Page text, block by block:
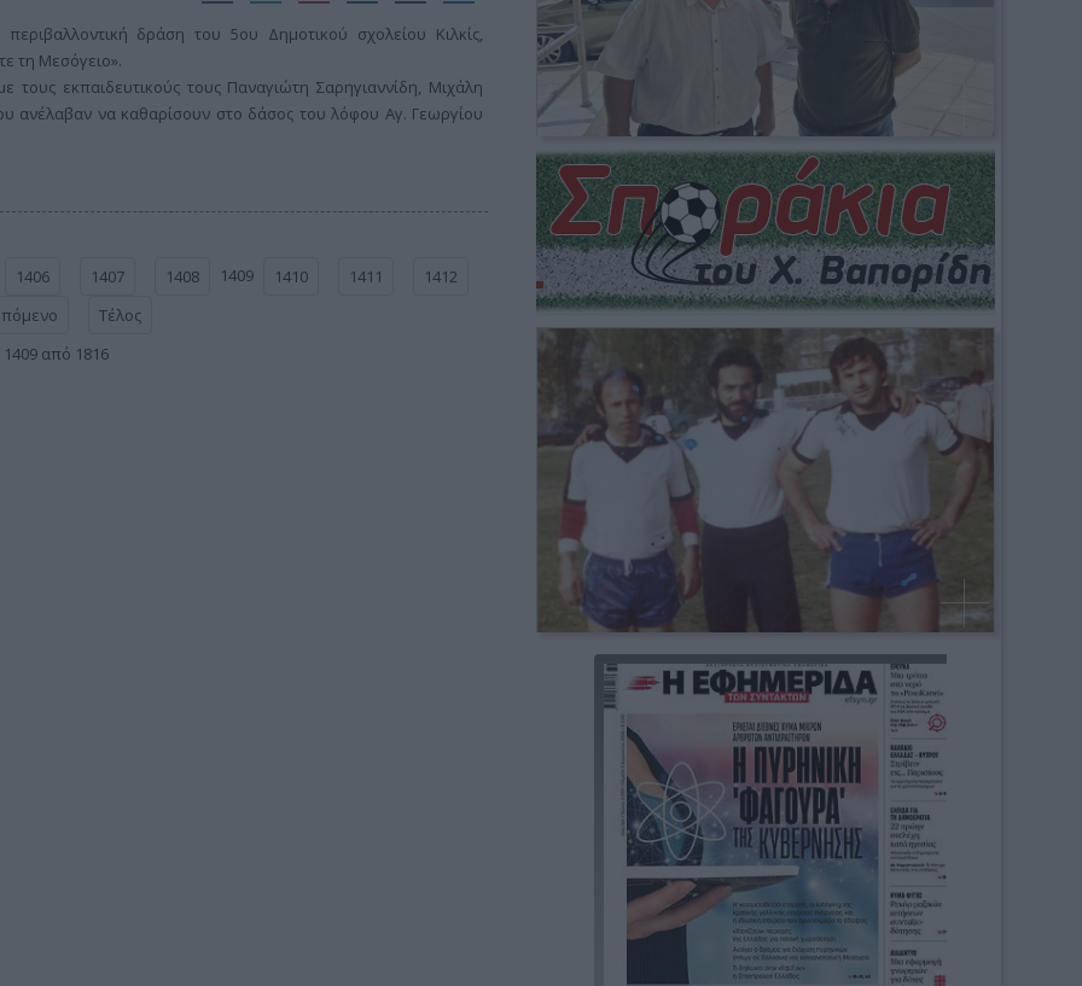
δράση του 5ου Δημοτικού σχολείου Κιλκίς,
τη Μεσόγειο».
τους εκπαιδευτικούς τους Παναγιώτη Σαρηγιαννίδη, Μιχάλη
ανέλαβαν να καθαρίσουν στο δάσος του λόφου Αγ. Γεωργίου
1406 1407 1408 1409 1410 1411
1412
Τέλος
1409 από 1816